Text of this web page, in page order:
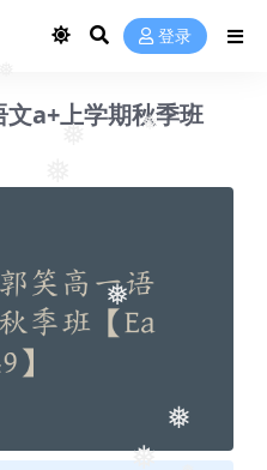
❅
❅
❅
登录
a+上学期秋季班